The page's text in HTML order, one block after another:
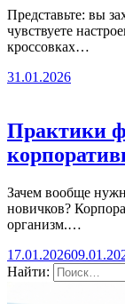
Представьте: вы
чувствуете
кроссовках…
31.01.2026
Практики
Зачем вообще
новичков?
организм.…
17.01.2026
Найти: